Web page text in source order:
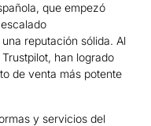
que empezó
reputación sólida. Al
han logrado
de venta más potente
y servicios del